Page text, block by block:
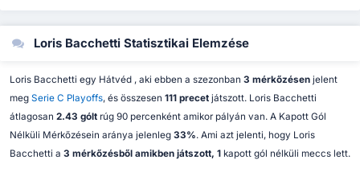
Loris Bacchetti Statisztikai Elemzése
Loris Bacchetti egy Hátvéd , aki ebben a szezonban 3 mérkőzésen jelent
meg Serie C Playoffs, és összesen 111 precetjátszott. Loris Bacchetti
átlagosan 2.43 góltrúg 90 percenként amikor pályán van. A Kapott Gól
Nélküli Mérkőzésein aránya jelenleg 33%. Ami azt jelenti, hogy Loris
Bacchetti a 3 mérkőzésből amikben játszott, 1 kapott gól nélküli meccs lett.